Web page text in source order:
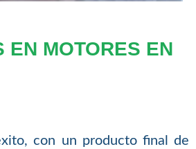
EN MOTORES EN
con un producto final de